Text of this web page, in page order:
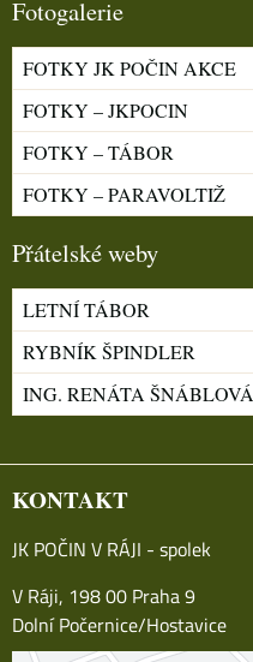
Fotogalerie
FOTKY JK POČIN AKCE
FOTKY – JKPOCIN
FOTKY – TÁBOR
FOTKY – PARAVOLTIŽ
Přátelské weby
LETNÍ TÁBOR
RYBNÍK ŠPINDLER
ING. RENÁTA ŠNÁBLOVÁ
KONTAKT
JK POČIN V RÁJI - spolek
V Ráji, 198 00 Praha 9
Dolní Počernice/Hostavice